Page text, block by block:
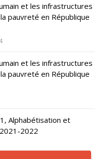
et les infrastructures
pauvreté en République
et les infrastructures
pauvreté en République
Alphabétisation et
2022